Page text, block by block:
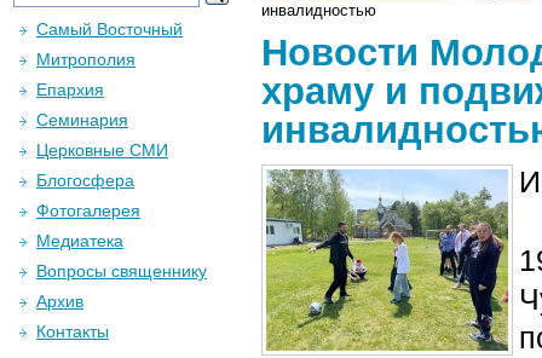
инвалидностью
Новости
храму и
Самый Восточный
Митрополия
Епархия
Семинария
Церковные СМИ
Блогосфера
Фотогалерея
Медиатека
Вопросы священнику
Архив
Контакты